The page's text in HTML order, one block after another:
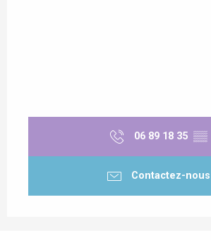
06 89 18 35 ▒▒
Contactez-nous